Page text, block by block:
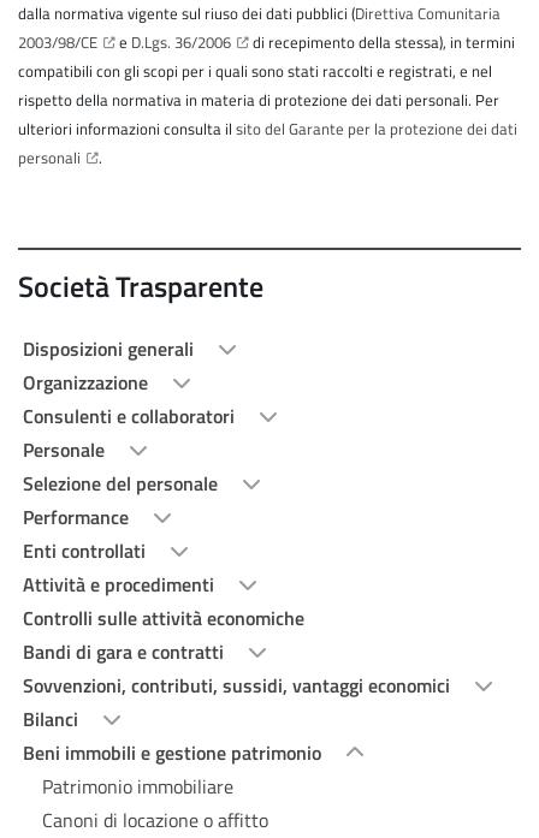
dalla normativa vigente sul riuso dei dati pubblici (Direttiva Comunitaria
2003/98/CE
e D.Lgs. 36/2006
di recepimento della stessa), in termini
compatibili con gli scopi per i quali sono stati raccolti e registrati, e nel
rispetto della normativa in materia di protezione dei dati personali. Per
ulteriori informazioni consulta il sito del Garante per la protezione dei dati
personali
.
Società Trasparente
Disposizioni generali
Organizzazione
Consulenti e collaboratori
Personale
Selezione del personale
Performance
Enti controllati
Attività e procedimenti
Controlli sulle attività economiche
Bandi di gara e contratti
Sovvenzioni, contributi, sussidi, vantaggi economici
Bilanci
Beni immobili e gestione patrimonio
Patrimonio immobiliare
Canoni di locazione o affitto